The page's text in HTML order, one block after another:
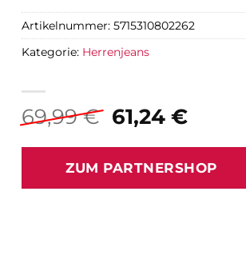
69,99€
war:
69,99 €
61,24 €
ist:
61,24
ZUM PARTNERSHOP
Artikelnummer: 5715310802262
Kategorie: Herrenjeans